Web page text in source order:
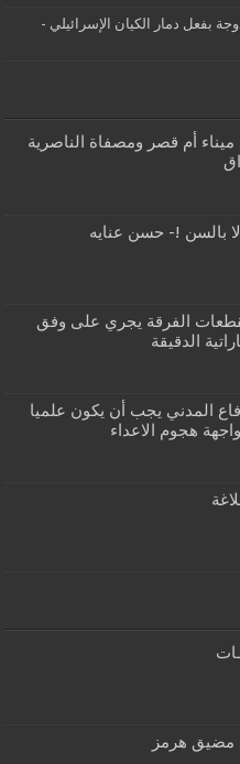
بفعل دمار الكيان الإسرائيلي -
أم قصر ومصفاة الناصرية
بالسن !- حسن عنايه
الفرقة يجري على وفق
الدقيقة
المدني يجب أن يكون علميا
هجوم الاعداء
مضيق هرمز